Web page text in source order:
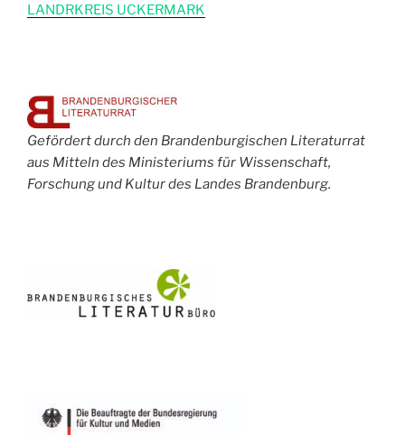
LANDRKREIS UCKERMARK
Gefördert durch den Brandenburgischen Literaturrat
aus Mitteln des Ministeriums für Wissenschaft,
Forschung und Kultur des Landes Brandenburg.